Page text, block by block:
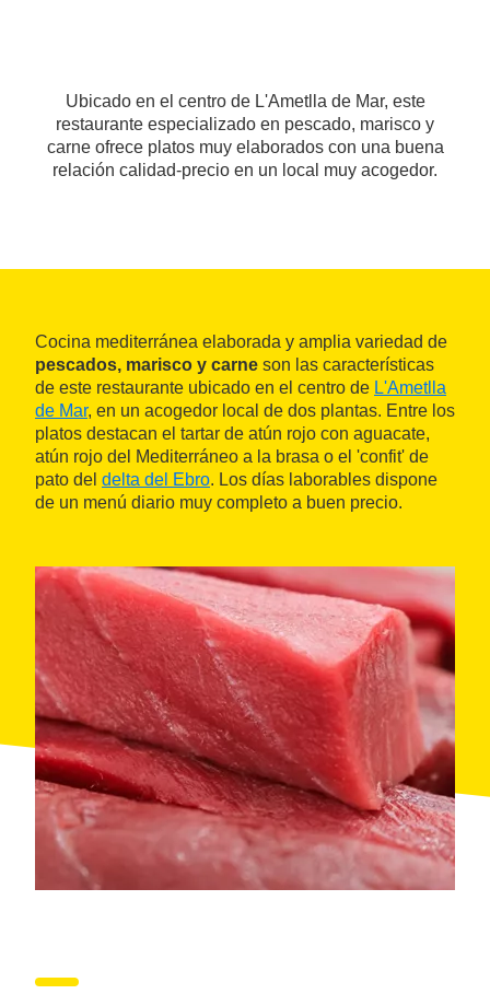
Ubicado en el centro de L'Ametlla de Mar, este
restaurante especializado en pescado, marisco y
carne ofrece platos muy elaborados con una buena
relación calidad-precio en un local muy acogedor.
Cocina mediterránea elaborada y amplia variedad de
pescados, marisco y carne son las características
de este restaurante ubicado en el centro de L'Ametlla
de Mar, en un acogedor local de dos plantas. Entre los
platos destacan el tartar de atún rojo con aguacate,
atún rojo del Mediterráneo a la brasa o el 'confit' de
pato del delta del Ebro. Los días laborables dispone
de un menú diario muy completo a buen precio.